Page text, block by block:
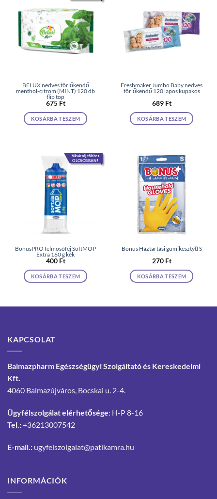
BELUX nedves törlőkendő
menthol-citrom (MINT) 120 db
flip top
675 Ft
KOSÁRBA TESZEM
Freshmaker Jumbo Baby nedves
törlőkendő 120 lapos kupakos
689 Ft
KOSÁRBA TESZEM
Vásárolj többet
OLCSÓBBAN!
BonusPRO felmosófej SoftMOP
Extra 160 g kék
400 Ft
KOSÁRBA TESZEM
Bonus Háztartási gumikesztyű S
270 Ft
KOSÁRBA TESZEM
KAPCSOLAT
Balmazpharm Egészségügyi Szolgáltató és Kereskedelmi
Kft.
4060 Balmazújváros, Bocskai u. 2-4.
Ügyfélszolgálat elérhetősége: H-P 8-16
Tel.:+36213007542
E-mail.: ugyfelszolgalat@patikamra.hu
INFORMÁCIÓK